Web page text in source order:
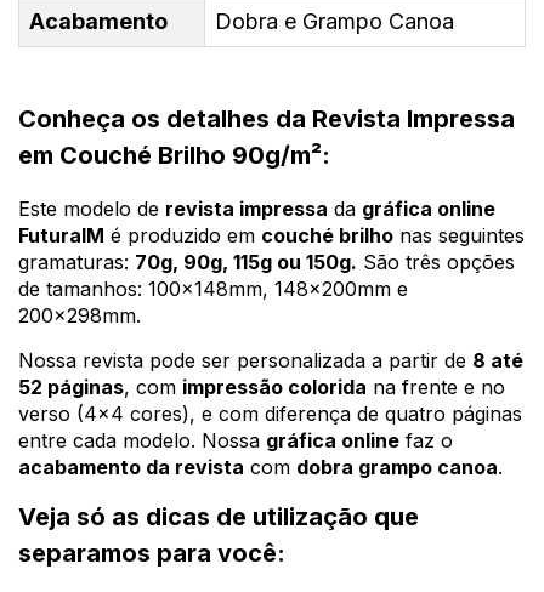
Acabamento
Dobra e Grampo Canoa
Conheça os detalhes da Revista Impressa
em Couché Brilho 90g/m²:
Este modelo de revista impressa da gráfica online
FuturaIM é produzido em couché brilho nas seguintes
gramaturas: 70g, 90g, 115g ou 150g. São três opções
de tamanhos: 100x148mm, 148x200mm e
200x298mm.
Nossa revista pode ser personalizada a partir de 8 até
52 páginas, com impressão colorida na frente e no
verso (4x4 cores), e com diferença de quatro páginas
entre cada modelo. Nossa gráfica online faz o
acabamento da revista com dobra grampo canoa.
Veja só as dicas de utilização que
separamos para você: